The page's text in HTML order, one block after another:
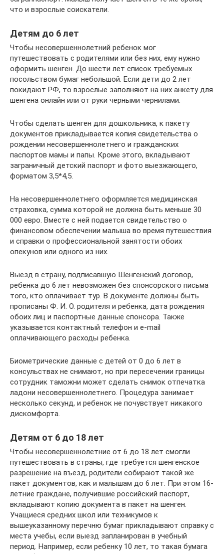
что и взрослые соискатели.
Детям до 6 лет
Чтобы несовершеннолетний ребенок мог
путешествовать с родителями или без них, ему нужно
оформить шенген. До шести лет список требуемых
посольством бумаг небольшой. Если дети до 2 лет
покидают РФ, то взрослые заполняют на них анкету для
шенгена онлайн или от руки черными чернилами.
Чтобы сделать шенген для дошкольника, к пакету
документов прикладывается копия свидетельства о
рождении несовершеннолетнего и гражданских
паспортов мамы и папы. Кроме этого, вкладывают
заграничный детский паспорт и фото выезжающего,
форматом 3,5*4,5.
На несовершеннолетнего оформляется медицинская
страховка, сумма которой не должна быть меньше 30
000 евро. Вместе с ней подается свидетельство о
финансовом обеспечении малыша во время путешествия
и справки о профессиональной занятости обоих
опекунов или одного из них.
Выезд в страну, подписавшую Шенгенский договор,
ребенка до 6 лет невозможен без спонсорского письма
того, кто оплачивает тур. В документе должны быть
прописаны Ф. И. О. родителя и ребенка, дата рождения
обоих лиц и паспортные данные спонсора. Также
указывается контактный телефон и e-mail
оплачивающего расходы ребенка.
Биометрические данные с детей от 0 до 6 лет в
консульствах не снимают, но при пересечении границы
сотрудник таможни может сделать снимок отпечатка
ладони несовершеннолетнего. Процедура занимает
несколько секунд, и ребенок не почувствует никакого
дискомфорта.
Детям от 6 до 18 лет
Чтобы несовершеннолетние от 6 до 18 лет смогли
путешествовать в страны, где требуется шенгенское
разрешение на въезд, родители собирают такой же
пакет документов, как и малышам до 6 лет. При этом 16-
летние граждане, получившие российский паспорт,
вкладывают копию документа в пакет на шенген.
Учащиеся средних школ или техникумов к
вышеуказанному перечню бумаг прикладывают справку с
места учебы, если выезд запланирован в учебный
период. Например, если ребенку 10 лет, то такая бумага